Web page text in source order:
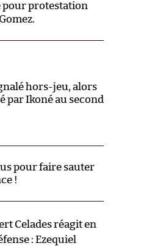
pour protestation
hors-jeu, alors
par Ikoné au second
pour faire sauter
!
Celades réagit en
: Ezequiel